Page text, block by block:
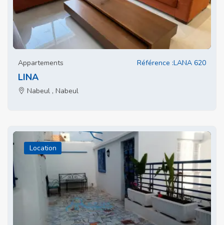
Appartements Référence :LANA 620
LINA
Nabeul , Nabeul
Location